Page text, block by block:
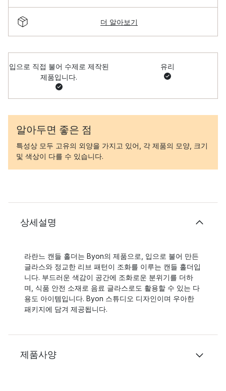
더 알아보기
입으로 직접 불어 수제로 제작된
제품입니다.
유리
알아두면 좋은 점
특성상 모두 고유의 외양을 가지고 있어, 각 제품의 모양, 크기
및 색상이 다를 수 있습니다.
상세설명
라란느 캔들 홀더는 Byon의 제품으로, 입으로 불어 만든
글라스와 정교한 리브 패턴이 조화를 이루는 캔들 홀더입
니다. 부드러운 색감이 공간에 조화로운 분위기를 더하
며, 식품 안전 소재로 음료 글라스로도 활용할 수 있는 다
용도 아이템입니다. Byon 스튜디오 디자인이며 우아한
패키지에 담겨 제공됩니다.
제품사양